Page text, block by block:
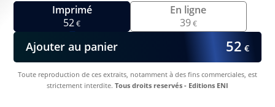
Imprimé
52€
En ligne
39€
Ajouter au panier 52 €
Toute reproduction de ces extraits, notamment à des fins commerciales, est
strictement interdite. Tous droits reservés - Editions ENI